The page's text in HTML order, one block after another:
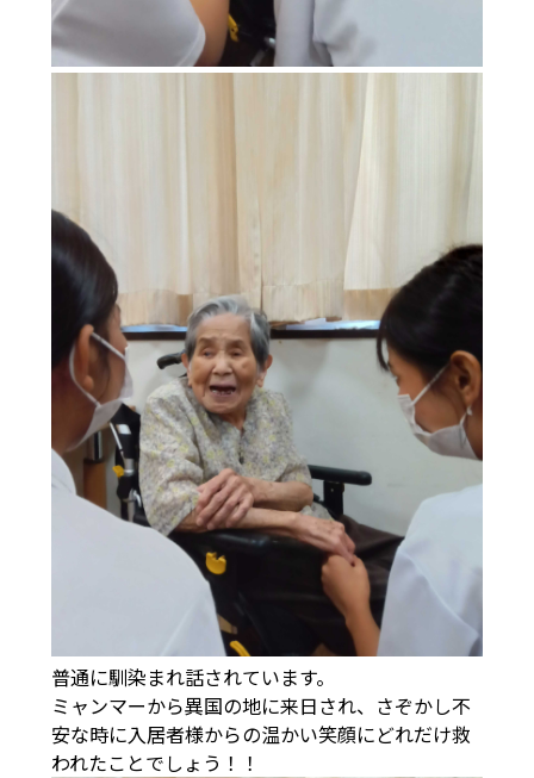
普通に馴染まれ話されています。
ミャンマーから異国の地に来日され、さぞかし不
安な時に入居者様からの温かい笑顔にどれだけ救
われたことでしょう！！